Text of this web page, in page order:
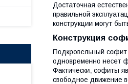
Достаточная
правильной
конструкции могут
Конструкция
Подкровельный софит
одновременно несет
Фактически, софиты
свободное движение